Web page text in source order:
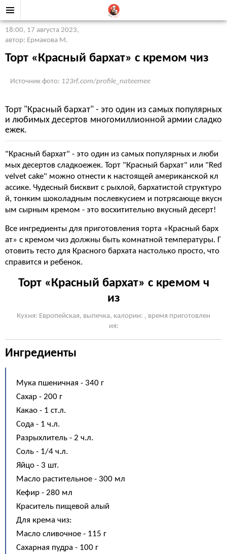
18:00, 17 августа 2023,
автор: Ермакова М.
Торт «Красный бархат» с кремом чиз
Источник фото: 123rf.com/profile_nateemee
Торт "Красный бархат" - это один из самых популярных
и любимых десертов многомиллионной армии сладко
ежек.
"Красный бархат" - это один из самых популярных и люби
мых десертов сладкоежек. Торт "Красный бархат" или "Red
velvet cake" можно отнести к настоящей американской кл
ассике. Чудесный бисквит с рыхлой, бархатистой структуро
й, тонким шоколадным послевкусием и потрясающе вкусн
ым сырным кремом - это восхитительно вкусный десерт!
Все ингредиенты для приготовления торта «Красный барх
ат» с кремом чиз должны быть комнатной температуры. Г
отовить тесто для Красного бархата настолько просто, что
справится и ребенок.
Торт «Красный бархат» с кремом ч
из
Кухня: Европейская, выпечка, калории: , время приготовлен
ия:
Ингредиенты
Мука пшеничная - 340 г
Сахар - 200 г
Какао - 1 ст.л.
Сода - 1 ч.л.
Разрыхлитель - 2 ч.л.
Соль - 1/4 ч.л.
Яйцо - 3 шт.
Масло растительное - 300 мл
Кефир - 280 мл
Краситель пищевой алый
Для крема чиз:
Масло сливочное - 115 г
Сахарная пудра - 100 г